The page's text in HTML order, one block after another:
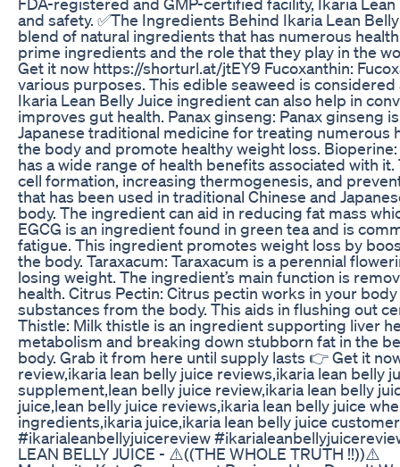
and safety. ✅The Ingredients Behind Ikaria Lean
blend of natural ingredients that has numerous
prime ingredients and the role that they play in the
Get it now https://shorturl.at/jtEY9 Fucoxanthin:
various purposes. This edible seaweed is
Ikaria Lean Belly Juice ingredient can also help in
improves gut health. Panax ginseng: Panax ginseng
Japanese traditional medicine for treating numerous
the body and promote healthy weight loss.
has a wide range of health benefits associated with
cell formation, increasing thermogenesis, and
that has been used in traditional Chinese and
body. The ingredient can aid in reducing fat mass
EGCG is an ingredient found in green tea and is
fatigue. This ingredient promotes weight loss by
the body. Taraxacum: Taraxacum is a perennial
losing weight. The ingredient’s main function is
health. Citrus Pectin: Citrus pectin works in your
substances from the body. This aids in flushing out
Thistle: Milk thistle is an ingredient supporting liver
metabolism and breaking down stubborn fat in the
body. Grab it from here until supply lasts 👉 Get it
review,ikaria lean belly juice reviews,ikaria lean belly
supplement,lean belly juice review,ikaria lean belly
juice,lean belly juice reviews,ikaria lean belly juice
ingredients,ikaria juice,ikaria lean belly juice
#ikarialeanbellyjuicereview
LEAN BELLY JUICE - ⚠️((THE WHOLE TRUTH !!))⚠️